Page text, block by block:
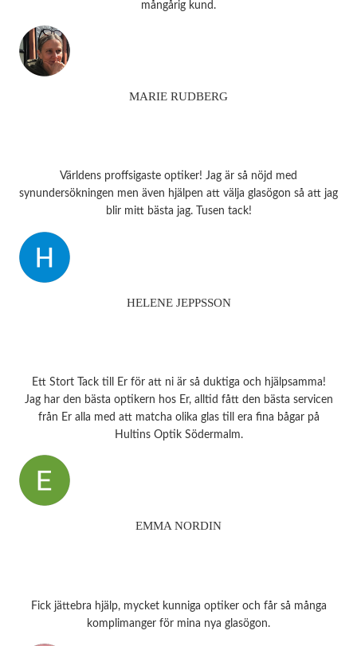
mångårig kund.
MARIE RUDBERG
Världens proffsigaste optiker! Jag är så nöjd med
synundersökningen men även hjälpen att välja glasögon så att jag
blir mitt bästa jag. Tusen tack!
HELENE JEPPSSON
Ett Stort Tack till Er för att ni är så duktiga och hjälpsamma!
Jag har den bästa optikern hos Er, alltid fått den bästa servicen
från Er alla med att matcha olika glas till era fina bågar på
Hultins Optik Södermalm.
EMMA NORDIN
Fick jättebra hjälp, mycket kunniga optiker och får så många
komplimanger för mina nya glasögon.